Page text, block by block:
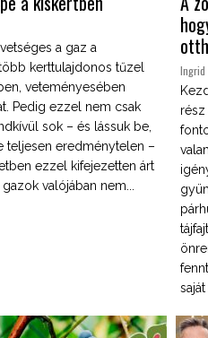
a gaz a
kerttulajdonos tűzel
veteményesében
Pedig ezzel nem csak
sok – és lássuk be,
teljesen eredménytelen –
ezzel kifejezetten árt
valójában nem...
Ingrid
saját